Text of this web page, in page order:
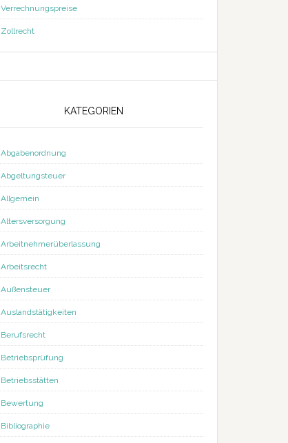
Verrechnungspreise
Zollrecht
KATEGORIEN
Abgabenordnung
Abgeltungsteuer
Allgemein
Altersversorgung
Arbeitnehmerüberlassung
Arbeitsrecht
Außensteuer
Auslandstätigkeiten
Berufsrecht
Betriebsprüfung
Betriebsstätten
Bewertung
Bibliographie